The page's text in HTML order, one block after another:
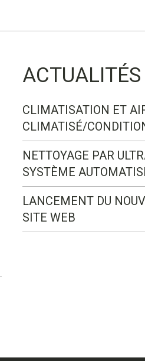
ACTUALITÉS
CLIMATISATION ET
CLIMATISÉ/
NETTOYAGE PAR
SYSTÈME
LANCEMENT DU
SITE WEB